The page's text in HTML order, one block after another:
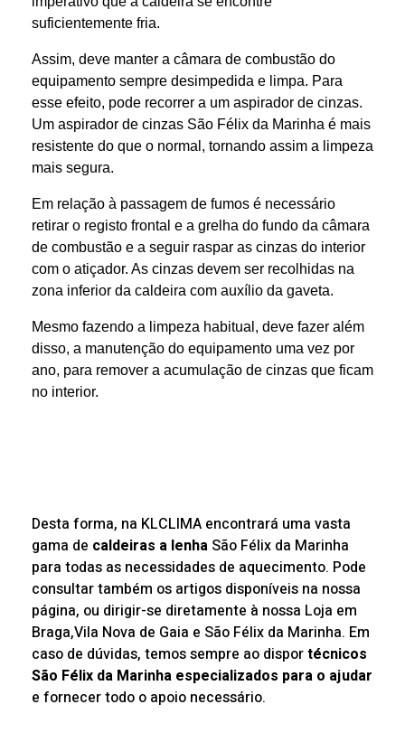
suficientemente fria.
Assim, deve manter a câmara de combustão do
equipamento sempre desimpedida e limpa. Para
esse efeito, pode recorrer a um aspirador de cinzas.
Um aspirador de cinzas São Félix da Marinha é mais
resistente do que o normal, tornando assim a limpeza
mais segura.
Em relação à passagem de fumos é necessário
retirar o registo frontal e a grelha do fundo da câmara
de combustão e a seguir raspar as cinzas do interior
com o atiçador. As cinzas devem ser recolhidas na
zona inferior da caldeira com auxílio da gaveta.
Mesmo fazendo a limpeza habitual, deve fazer além
disso, a manutenção do equipamento uma vez por
ano, para remover a acumulação de cinzas que ficam
no interior.
Desta forma, na KLCLIMA encontrará uma vasta
gama de caldeiras a lenha São Félix da Marinha
para todas as necessidades de aquecimento. Pode
consultar também os artigos disponíveis na nossa
página, ou dirigir-se diretamente à nossa Loja em
Braga,Vila Nova de Gaia e São Félix da Marinha. Em
caso de dúvidas, temos sempre ao disportécnicos
São Félix da Marinha especializados para o ajudar
e fornecer todo o apoio necessário.